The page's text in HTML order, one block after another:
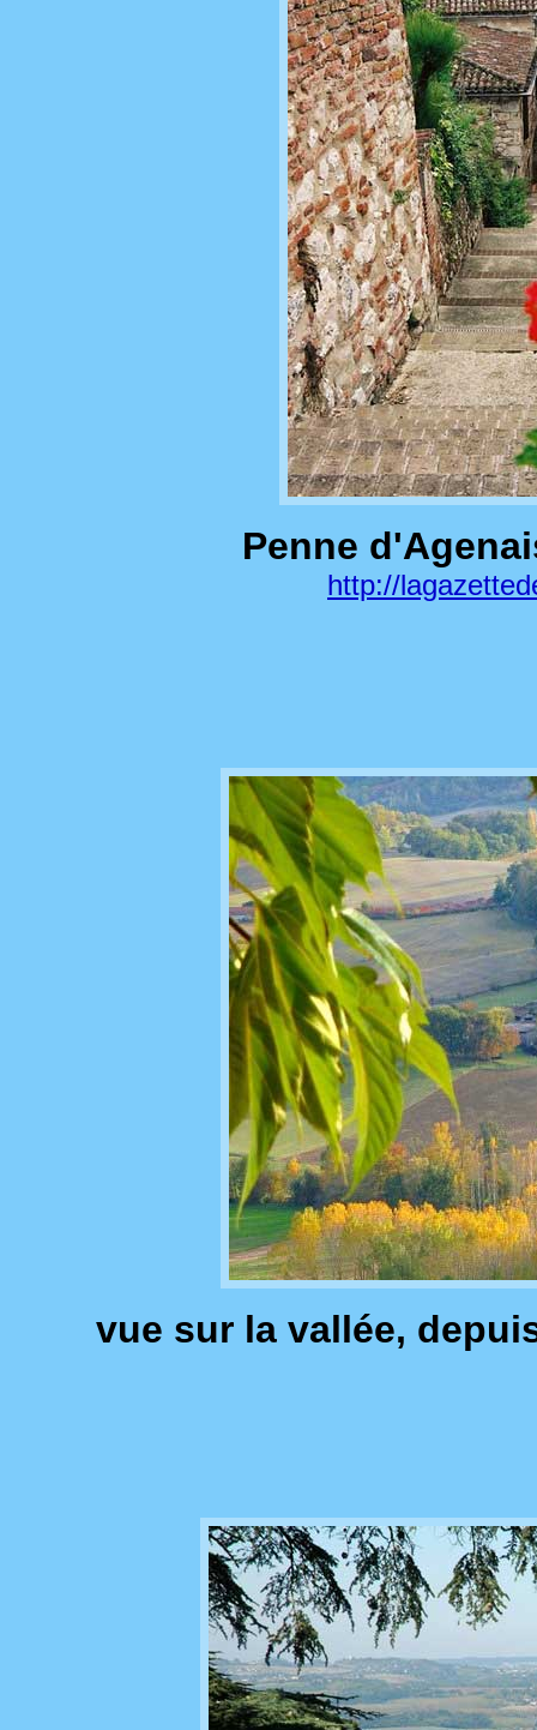
Penne
http://
vue sur la vallée,